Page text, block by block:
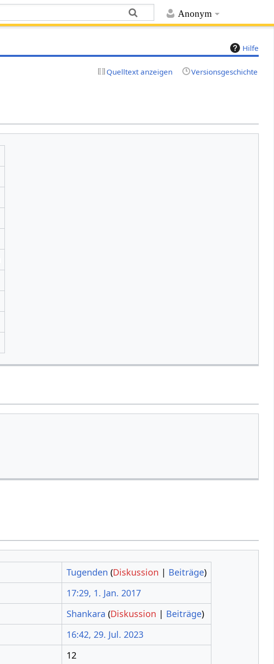
Anonym
Hilfe
Quelltext anzeigen Versionsgeschichte
Tugenden (Diskussion | Beiträge)
17:29, 1. Jan. 2017
Shankara (Diskussion | Beiträge)
16:42, 29. Jul. 2023
12